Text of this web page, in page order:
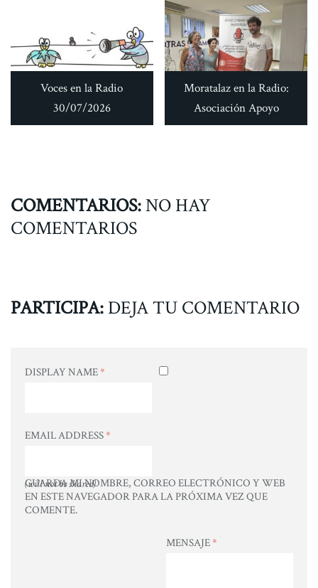
Voces en la Radio
30/07/2026
Moratalaz en la Radio:
Asociación Apoyo
COMENTARIOS:NO HAY
COMENTARIOS
PARTICIPA: DEJA TU COMENTARIO
DISPLAY NAME*
EMAIL ADDRESS*
(will not be shared)
GUARDA MI NOMBRE, CORREO ELECTRÓNICO Y WEB
EN ESTE NAVEGADOR PARA LA PRÓXIMA VEZ QUE
COMENTE.
MENSAJE*